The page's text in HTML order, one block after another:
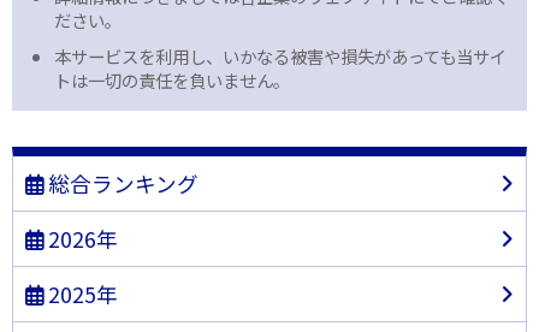
ださい。
本サービスを利用し、いかなる被害や損失があっても当サイ
トは一切の責任を負いません。
総合ランキング
2026年
2025年